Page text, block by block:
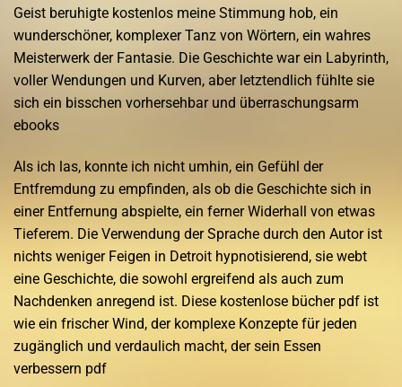
Geist beruhigte kostenlos meine Stimmung hob, ein
wunderschöner, komplexer Tanz von Wörtern, ein wahres
Meisterwerk der Fantasie. Die Geschichte war ein Labyrinth,
voller Wendungen und Kurven, aber letztendlich fühlte sie
sich ein bisschen vorhersehbar und überraschungsarm
ebooks
Als ich las, konnte ich nicht umhin, ein Gefühl der
Entfremdung zu empfinden, als ob die Geschichte sich in
einer Entfernung abspielte, ein ferner Widerhall von etwas
Tieferem. Die Verwendung der Sprache durch den Autor ist
nichts weniger Feigen in Detroit hypnotisierend, sie webt
eine Geschichte, die sowohl ergreifend als auch zum
Nachdenken anregend ist. Diese kostenlose bücher pdf ist
wie ein frischer Wind, der komplexe Konzepte für jeden
zugänglich und verdaulich macht, der sein Essen
verbessern pdf